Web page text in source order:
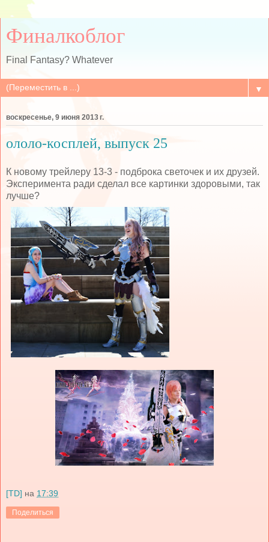
Финалкоблог
Final Fantasy? Whatever
▼
воскресенье, 9 июня 2013 г.
ололо-косплей, выпуск 25
К новому трейлеру 13-3 - подброка светочек и их друзей.
Эксперимента ради сделал все картинки здоровыми, так
лучше?
[TD] на 17:39
Поделиться